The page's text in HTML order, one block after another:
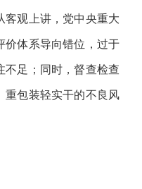
客观上讲，党中央重大
价体系导向错位，过于
不足；同时，督查检查
重包装轻实干的不良风